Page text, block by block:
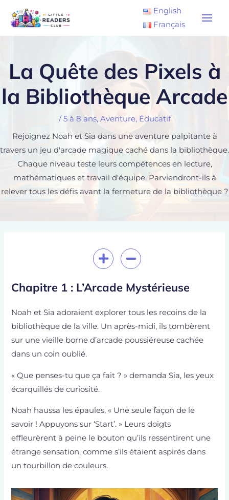
contenu
English
Français
La Quête des Pixels à
la Bibliothèque Arcade
/ 5 à 8 ans, Aventure, Éducatif
Rejoignez Noah et Sia dans une aventure palpitante à
travers un jeu d'arcade magique caché dans la bibliothèque.
Chaque niveau teste leurs compétences en lecture,
mathématiques et travail d'équipe. Parviendront-ils à
relever tous les défis avant la fermeture de la bibliothèque ?
Chapitre 1 : L’Arcade Mystérieuse
Noah et Sia adoraient explorer tous les recoins de la
bibliothèque de la ville. Un après-midi, ils tombèrent
sur une vieille borne d’arcade poussiéreuse cachée
dans un coin oublié.
« Que penses-tu que ça fait ? » demanda Sia, les yeux
écarquillés de curiosité.
Noah haussa les épaules, « Une seule façon de le
savoir ! Appuyons sur ‘Start’. » Leurs doigts
effleurèrent à peine le bouton qu’ils ressentirent une
étrange sensation, comme s’ils étaient aspirés dans
un tourbillon de couleurs.